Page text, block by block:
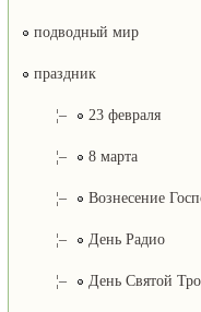
подводный мир
праздник
¦– 23 февраля
¦– 8 марта
¦– Вознесение
¦– День Радио
¦– День Святой